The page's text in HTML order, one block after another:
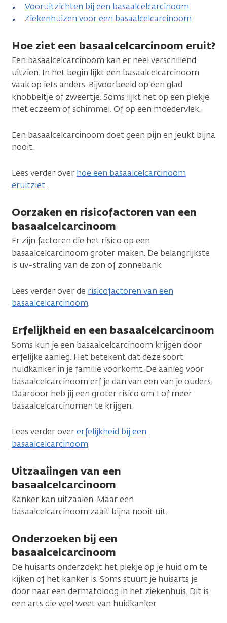
Vooruitzichten bij een basaalcelcarcinoom
Ziekenhuizen voor een basaalcelcarcinoom
Hoe ziet een basaalcelcarcinoom eruit?
Een basaalcelcarcinoom kan er heel verschillend
uitzien. In het begin lijkt een basaalcelcarcinoom
vaak op iets anders. Bijvoorbeeld op een glad
knobbeltje of zweertje. Soms lijkt het op een plekje
met eczeem of schimmel. Of op een moedervlek.
Een basaalcelcarcinoom doet geen pijn en jeukt bijna
nooit.
Lees verder over hoe een basaalcelcarcinoom
eruitziet.
Oorzaken en risicofactoren van een
basaalcelcarcinoom
Er zijn factoren die het risico op een
basaalcelcarcinoom groter maken. De belangrijkste
is uv-straling van de zon of zonnebank.
Lees verder over de risicofactoren van een
basaalcelcarcinoom.
Erfelijkheid en een basaalcelcarcinoom
Soms kun je een basaalcelcarcinoom krijgen door
erfelijke aanleg. Het betekent dat deze soort
huidkanker in je familie voorkomt. De aanleg voor
basaalcelcarcinoom erf je dan van een van je ouders.
Daardoor heb jij een groter risico om 1 of meer
basaalcelcarcinomen te krijgen.
Lees verder overerfelijkheid bij een
basaalcelcarcinoom.
Uitzaaiingen van een
basaalcelcarcinoom
Kanker kan uitzaaien. Maar een
basaalcelcarcinoom zaait bijna nooit uit.
Onderzoeken bij een
basaalcelcarcinoom
De huisarts onderzoekt het plekje op je huid om te
kijken of het kanker is. Soms stuurt je huisarts je
door naar een dermatoloog in het ziekenhuis. Dit is
een arts die veel weet van huidkanker.